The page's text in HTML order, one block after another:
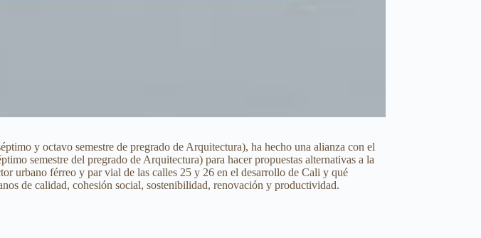
y octavo semestre de pregrado de Arquitectura), ha hecho una alianza con el
semestre del pregrado de Arquitectura) para hacer propuestas alternativas a la
urbano férreo y par vial de las calles 25 y 26 en el desarrollo de Cali y qué
de calidad, cohesión social, sostenibilidad, renovación y productividad.